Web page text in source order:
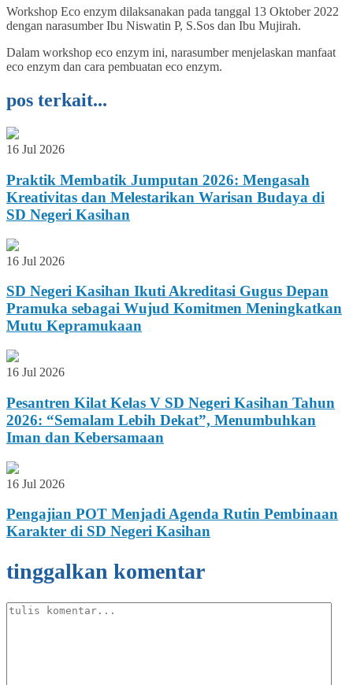
Workshop Eco enzym dilaksanakan pada tanggal 13 Oktober 2022
dengan narasumber Ibu Niswatin P, S.Sos dan Ibu Mujirah.
Dalam workshop eco enzym ini, narasumber menjelaskan manfaat
eco enzym dan cara pembuatan eco enzym.
pos terkait...
16 Jul 2026
Praktik Membatik Jumputan 2026: Mengasah
Kreativitas dan Melestarikan Warisan Budaya di
SD Negeri Kasihan
16 Jul 2026
SD Negeri Kasihan Ikuti Akreditasi Gugus Depan
Pramuka sebagai Wujud Komitmen Meningkatkan
Mutu Kepramukaan
16 Jul 2026
Pesantren Kilat Kelas V SD Negeri Kasihan Tahun
2026: “Semalam Lebih Dekat”, Menumbuhkan
Iman dan Kebersamaan
16 Jul 2026
Pengajian POT Menjadi Agenda Rutin Pembinaan
Karakter di SD Negeri Kasihan
tinggalkan komentar